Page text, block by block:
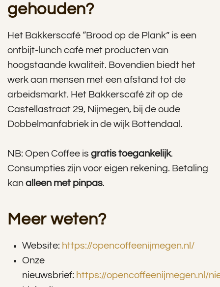
gehouden?
Het Bakkerscafé “Brood op de Plank” is een
ontbijt-lunch café met producten van
hoogstaande kwaliteit. Bovendien biedt het
werk aan mensen met een afstand tot de
arbeidsmarkt. Het Bakkerscafé zit op de
Castellastraat 29, Nijmegen, bij de oude
Dobbelmanfabriek in de wijk Bottendaal.
NB: Open Coffee is gratis toegankelijk.
Consumpties zijn voor eigen rekening. Betaling
kan alleen met pinpas.
Meer weten?
Website: https://opencoffeenijmegen.nl/
Onze
nieuwsbrief: https://opencoffeenijmegen.nl/